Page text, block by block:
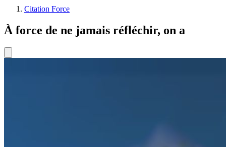
Citation Force
À force de ne jamais réfléchir, on a